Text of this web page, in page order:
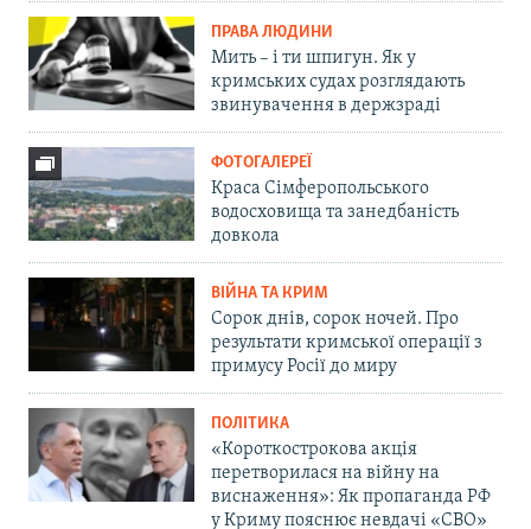
ПРАВА ЛЮДИНИ
Мить – і ти шпигун. Як у
кримських судах розглядають
звинувачення в держзраді
ФОТОГАЛЕРЕЇ
Краса Сімферопольського
водосховища та занедбаність
довкола
ВІЙНА ТА КРИМ
Сорок днів, сорок ночей. Про
результати кримської операції з
примусу Росії до миру
ПОЛІТИКА
«Короткострокова акція
перетворилася на війну на
виснаження»: Як пропаганда РФ
у Криму пояснює невдачі «СВО»